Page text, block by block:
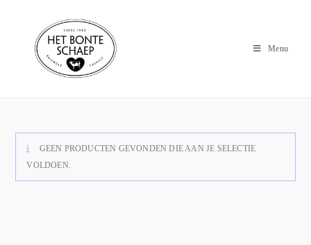
Menu
GEEN PRODUCTEN GEVONDEN DIE AAN JE SELECTIE
VOLDOEN.